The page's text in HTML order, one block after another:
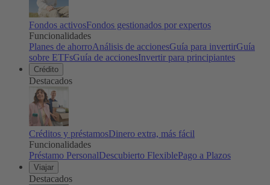
Fondos activosFondos gestionados por expertos
Funcionalidades
Planes de ahorroAnálisis de accionesGuía para invertirGuía
sobre ETFsGuía de accionesInvertir para principiantes
Crédito
Destacados
Créditos y préstamosDinero extra, más fácil
Funcionalidades
Préstamo PersonalDescubierto FlexiblePago a Plazos
Viajar
Destacados